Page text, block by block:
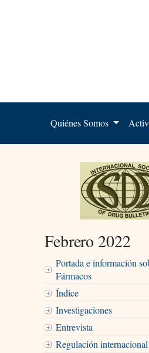
Quiénes Somos
Febrero 2022
Portada e información
Fármacos
Índice
Investigaciones
Entrevista
Regulación internacional